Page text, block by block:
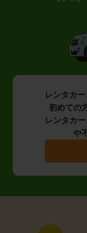
レンタカ
初めての
レンタカ
や